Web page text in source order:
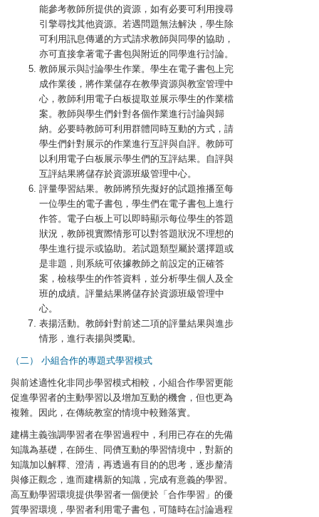
能參考教師所提供的資源，如有必要可利用搜尋
引擎尋找其他資源。若遇問題無法解決，學生除
可利用訊息傳遞的方式請求教師與同學的協助，
亦可直接拿著電子書包與附近的同學進行討論。
教師展示與討論學生作業。學生在電子書包上完
成作業後，將作業儲存在教學資源與教室管理中
心，教師利用電子白板提取並展示學生的作業檔
案。教師與學生們針對各個作業進行討論與歸
納。必要時教師可利用群體同時互動的方式，請
學生們針對展示的作業進行互評與自評。教師可
以利用電子白板展示學生們的互評結果。自評與
互評結果將儲存於資源班級管理中心。
評量學習結果。教師將預先擬好的試題推播至每
一位學生的電子書包，學生們在電子書包上進行
作答。電子白板上可以即時顯示每位學生的答題
狀況，教師視實際情形可以對答題狀況不理想的
學生進行提示或協助。若試題類型屬於選擇題或
是非題，則系統可依據教師之前設定的正確答
案，檢核學生的作答資料，並分析學生個人及全
班的成績。評量結果將儲存於資源班級管理中
心。
表揚活動。教師針對前述二項的評量結果與進步
情形，進行表揚與獎勵。
（二） 小組合作的專題式學習模式
與前述適性化非同步學習模式相較，小組合作學習更能
促進學習者的主動學習以及增加互動的機會，但也更為
複雜。因此，在傳統教室的情境中較難落實。
建構主義強調學習者在學習過程中，利用已存在的先備
知識為基礎，在師生、同儕互動的學習情境中，對新的
知識加以解釋、澄清，再透過有目的的思考，逐步釐清
與修正觀念，進而建構新的知識，完成有意義的學習。
高互動學習環境提供學習者一個便於「合作學習」的優
質學習環境，學習者利用電子書包，可隨時在討論過程